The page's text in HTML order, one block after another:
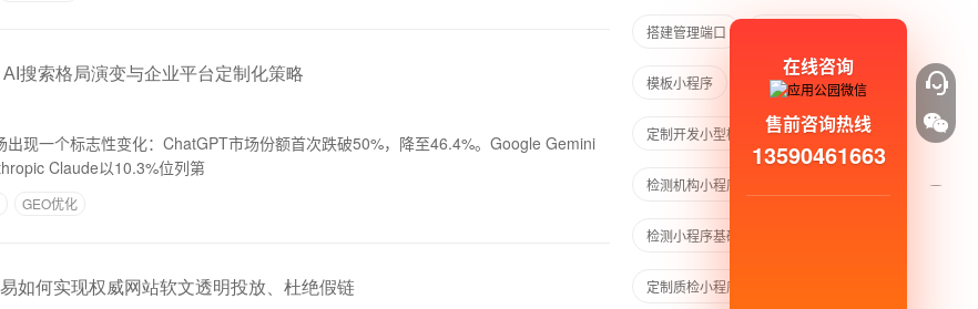
搜索格局演变与企业平台定制化策略
出现一个标志性变化：ChatGPT市场份额首次跌破50%，降至46.4%。Google Gemini
Claude以10.3%位列第
GEO优化
如何实现权威网站软文透明投放、杜绝假链
搭建管理端口
模板小程序
定制开发小型检测小程序
检测机构小程序
检测小程序基础功能
定制质检小程序
在线咨询
售前咨询热线
13590461663